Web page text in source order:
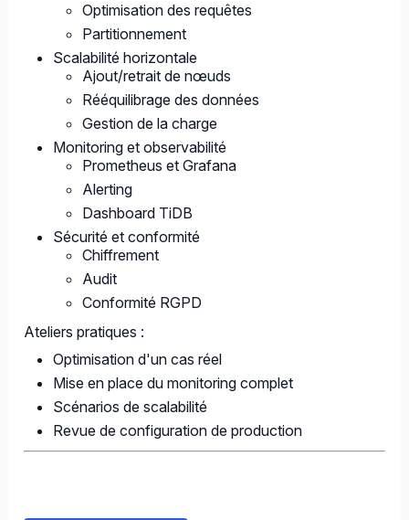
Optimisation des requêtes
Partitionnement
Scalabilité horizontale
Ajout/retrait de nœuds
Rééquilibrage des données
Gestion de la charge
Monitoring et observabilité
Prometheus et Grafana
Alerting
Dashboard TiDB
Sécurité et conformité
Chiffrement
Audit
Conformité RGPD
Ateliers pratiques :
Optimisation d'un cas réel
Mise en place du monitoring complet
Scénarios de scalabilité
Revue de configuration de production